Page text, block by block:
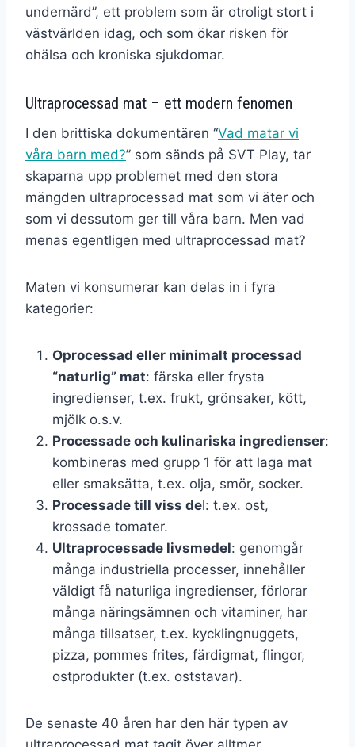
undernärd”, ett problem som är otroligt stort i
västvärlden idag, och som ökar risken för
ohälsa och kroniska sjukdomar.
Ultraprocessad mat – ett modern fenomen
I den brittiska dokumentären “Vad matar vi
våra barn med?” som sänds på SVT Play, tar
skaparna upp problemet med den stora
mängden ultraprocessad mat som vi äter och
som vi dessutom ger till våra barn. Men vad
menas egentligen med ultraprocessad mat?
Maten vi konsumerar kan delas in i fyra
kategorier:
Oprocessad eller minimalt processad
“naturlig” mat: färska eller frysta
ingredienser, t.ex. frukt, grönsaker, kött,
mjölk o.s.v.
Processade och kulinariska ingredienser:
kombineras med grupp 1 för att laga mat
eller smaksätta, t.ex. olja, smör, socker.
Processade till viss del: t.ex. ost,
krossade tomater.
Ultraprocessade livsmedel: genomgår
många industriella processer, innehåller
väldigt få naturliga ingredienser, förlorar
många näringsämnen och vitaminer, har
många tillsatser, t.ex. kycklingnuggets,
pizza, pommes frites, färdigmat, flingor,
ostprodukter (t.ex. oststavar).
De senaste 40 åren har den här typen av